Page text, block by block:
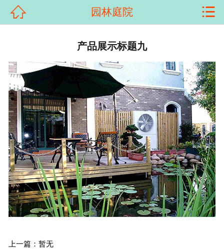
产品展示
新闻资讯
客户案例
科普知识
荣誉资质
在线留言
联系我们
 园林庭院 
产品展示标题九
上一篇：暂无